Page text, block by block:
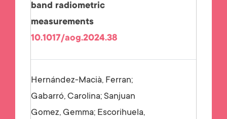
band radiometric
measurements
10.1017/aog.2024.38
Hernández-Macià, Ferran;
Gabarró, Carolina; Sanjuan
Gomez, Gemma; Escorihuela,